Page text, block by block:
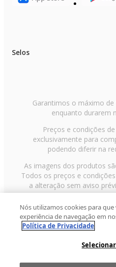
Selos
Garantimos o máximo
enquanto durarem
Preços e condições
exclusivamente para
podendo diferir na
As imagens dos produtos
Todos os preços e
a alteração sem aviso
Avenida Zaki Narchi, nº
Paulo/SP, CEP 02029-001,
2013 Fast Shop - Todos
Nós utilizamos cookies para
experiência de navegação em
Política de Privacidade